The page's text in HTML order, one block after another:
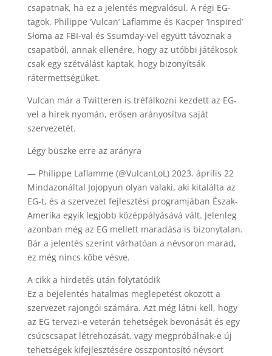
csapatnak, ha ez a jelentés megvalósul. A régi EG-
tagok, Philippe ‘Vulcan’ Laflamme és Kacper ‘Inspired’
Słoma az FBI-val és Ssumday-vel együtt távoznak a
csapatból, annak ellenére, hogy az utóbbi játékosok
csak egy szétválást kaptak, hogy bizonyítsák
rátermettségüket.
Vulcan már a Twitteren is tréfálkozni kezdett az EG-
vel a hírek nyomán, erősen arányosítva saját
szervezetét.
Légy büszke erre az arányra
— Philippe Laflamme (@VulcanLoL) 2023. április 22
Mindazonáltal Jojopyun olyan valaki, aki kitalálta az
EG-t, és a szervezet fejlesztési programjában Észak-
Amerika egyik legjobb középpályásává vált. Jelenleg
azonban még az EG mellett maradása is bizonytalan.
Bár a jelentés szerint várhatóan a névsoron marad,
ez még nincs kőbe vésve.
A cikk a hirdetés után folytatódik
Ez a bejelentés hatalmas meglepetést okozott a
szervezet rajongói számára. Azt még látni kell, hogy
az EG tervezi-e veterán tehetségek bevonását és egy
csúcscsapat létrehozását, vagy megpróbálnak-e új
tehetségek kifejlesztésére összpontosító névsort